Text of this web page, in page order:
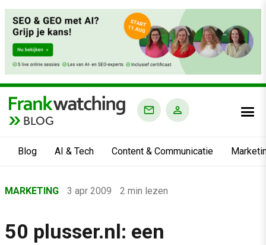
BLOG
Blog AI & Tech Content & Communicatie
›
›
MARKETING 3 apr 2009 2 min lezen
50 plusser.nl: een